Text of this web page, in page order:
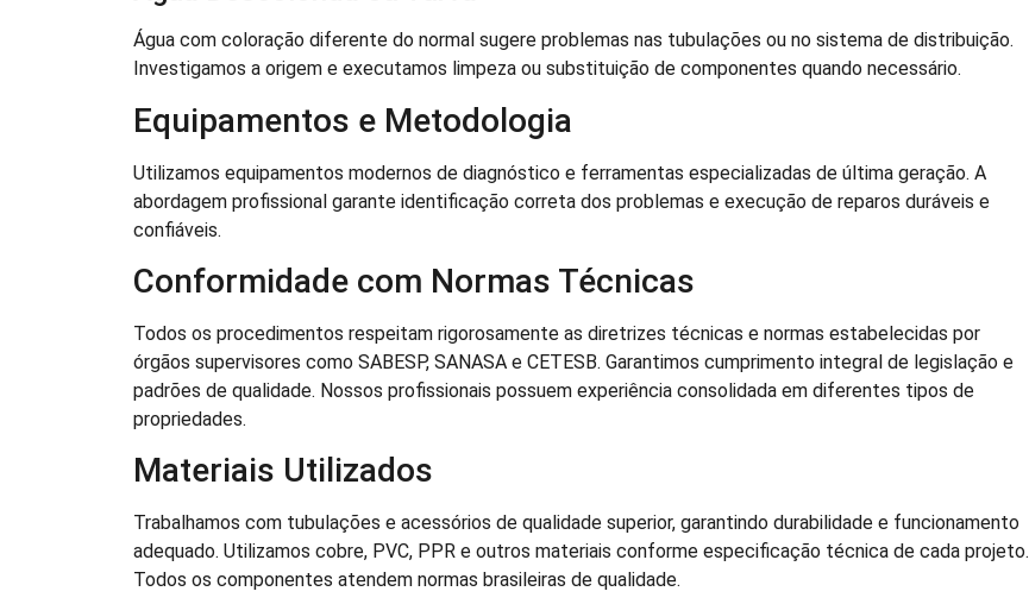
Água com coloração diferente do normal sugere problemas nas tubulações ou no sistema de distribuição.
Investigamos a origem e executamos limpeza ou substituição de componentes quando necessário.
Equipamentos e Metodologia
Utilizamos equipamentos modernos de diagnóstico e ferramentas especializadas de última geração. A
abordagem profissional garante identificação correta dos problemas e execução de reparos duráveis e
confiáveis.
Conformidade com Normas Técnicas
Todos os procedimentos respeitam rigorosamente as diretrizes técnicas e normas estabelecidas por
órgãos supervisores como SABESP, SANASA e CETESB. Garantimos cumprimento integral de legislação e
padrões de qualidade. Nossos profissionais possuem experiência consolidada em diferentes tipos de
propriedades.
Materiais Utilizados
Trabalhamos com tubulações e acessórios de qualidade superior, garantindo durabilidade e funcionamento
adequado. Utilizamos cobre, PVC, PPR e outros materiais conforme especificação técnica de cada projeto.
Todos os componentes atendem normas brasileiras de qualidade.